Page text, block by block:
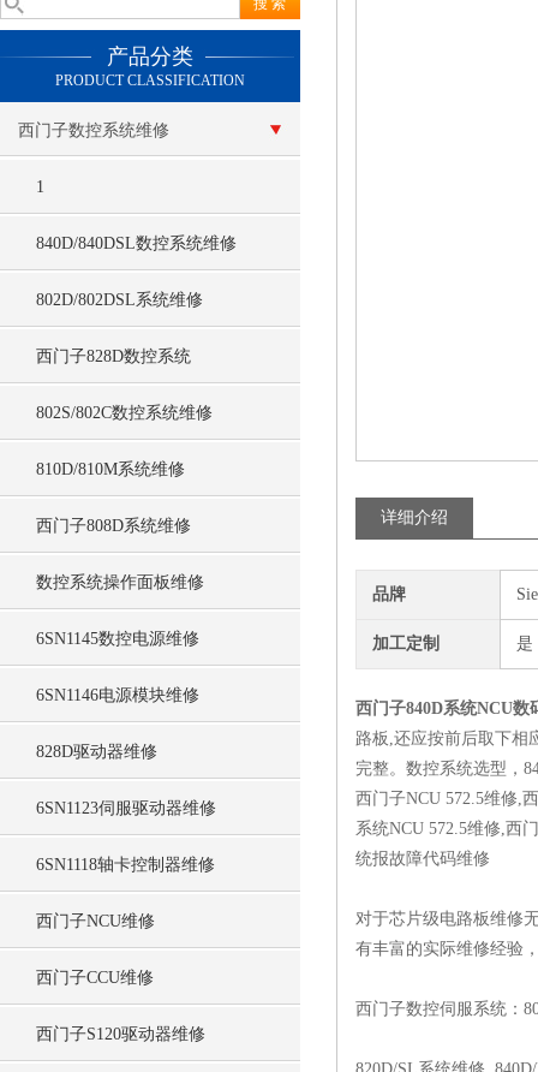
产品分类
PRODUCT CLASSIFICATION
西门子数控系统维修
1
840D/840DSL数控系统维修
802D/802DSL系统维修
西门子828D数控系统
802S/802C数控系统维修
810D/810M系统维修
西门子808D系统维修
数控系统操作面板维修
6SN1145数控电源维修
6SN1146电源模块维修
828D驱动器维修
6SN1123伺服驱动器维修
6SN1118轴卡控制器维修
西门子NCU维修
西门子CCU维修
西门子S120驱动器维修
详细介绍
品牌
加工定制 是
西门子840D系统NCU数
路板,还应按前后取下相
完整。数控系统选型，
西门子NCU 572.5维修,
系统NCU 572.5维修,西
统报故障代码维修
对于芯片级电路板维修
有丰富的实际维修经验
西门子数控伺服系统：